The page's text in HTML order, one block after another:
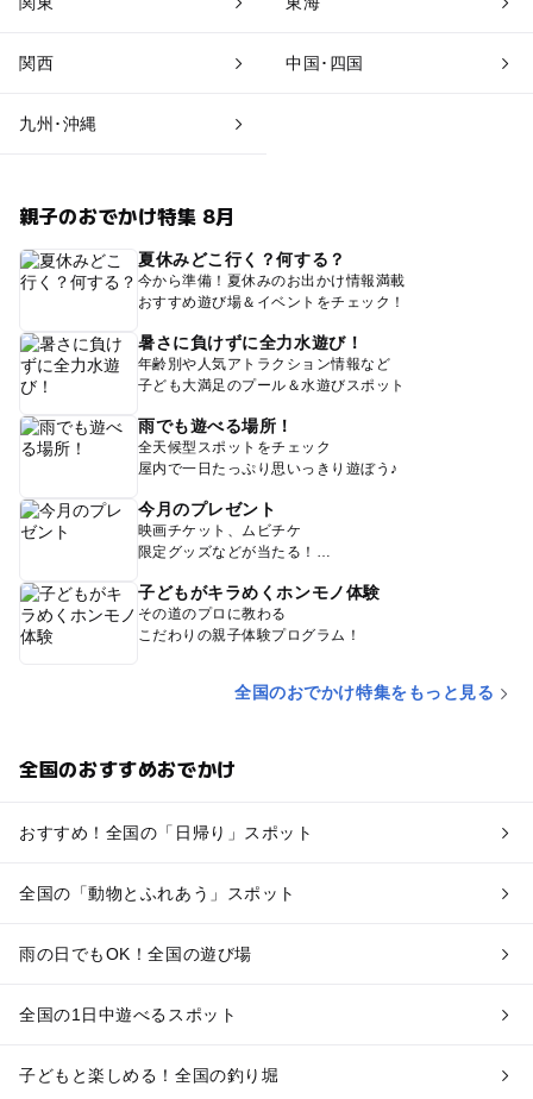
関西 中国･四国
九州･沖縄
親子のおでかけ特集 8月
夏休みどこ行く？何する？
今から準備！夏休みのお出かけ情報満載
おすすめ遊び場＆イベントをチェック！
暑さに負けずに全力水遊び！
年齢別や人気アトラクション情報など
子ども大満足のプール＆水遊びスポット
雨でも遊べる場所！
全天候型スポットをチェック
屋内で一日たっぷり思いっきり遊ぼう♪
今月のプレゼント
映画チケット、ムビチケ
限定グッズなどが当たる！
子どもがキラめくホンモノ体験
その道のプロに教わる
こだわりの親子体験プログラム！
全国のおでかけ特集をもっと見る
全国のおすすめおでかけ
おすすめ！全国の「日帰り」スポット
全国の「動物とふれあう」スポット
雨の日でもOK！全国の遊び場
全国の1日中遊べるスポット
子どもと楽しめる！全国の釣り堀